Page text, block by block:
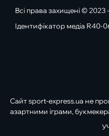
Всі права захищені ©
Ідентифікатор медіа R40-
Сайт sport-express.ua не
азартними іграми,